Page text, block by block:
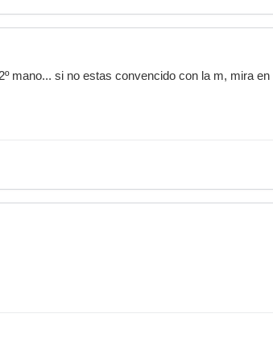
mano... si no estas convencido con la m, mira en